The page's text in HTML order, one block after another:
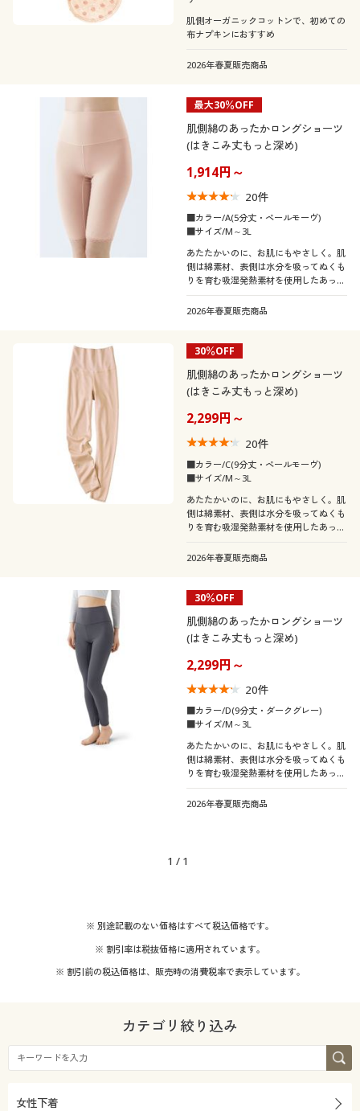
肌側オーガニックコットンで、初めての
布ナプキンにおすすめ
2026年春夏販売商品
最大30％OFF
肌側綿のあったかロングショーツ
(はきこみ丈もっと深め)
1,914円～
20件
■カラー/A(5分丈・ペールモーヴ)
■サイズ/M～3L
あたたかいのに、お肌にもやさしく。肌
側は綿素材、表側は水分を吸ってぬくも
りを育む吸湿発熱素材を使用したあった
かロング丈ショーツ
2026年春夏販売商品
30％OFF
肌側綿のあったかロングショーツ
(はきこみ丈もっと深め)
2,299円～
20件
■カラー/C(9分丈・ペールモーヴ)
■サイズ/M～3L
あたたかいのに、お肌にもやさしく。肌
側は綿素材、表側は水分を吸ってぬくも
りを育む吸湿発熱素材を使用したあった
2026年春夏販売商品
30％OFF
肌側綿のあったかロングショーツ
(はきこみ丈もっと深め)
2,299円～
20件
■カラー/D(9分丈・ダークグレー)
■サイズ/M～3L
あたたかいのに、お肌にもやさしく。肌
側は綿素材、表側は水分を吸ってぬくも
りを育む吸湿発熱素材を使用したあった
かロング丈ショーツ
2026年春夏販売商品
1 / 1
※ 別途記載のない価格はすべて税込価格です。
※ 割引率は税抜価格に適用されています。
※ 割引前の税込価格は、販売時の消費税率で表示しています。
カテゴリ絞り込み
女性下着